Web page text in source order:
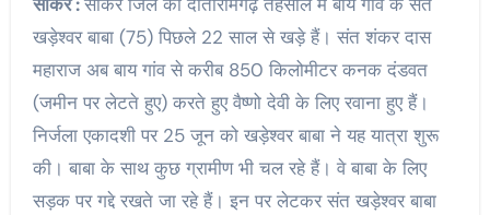
खड़ेश्वर बाबा (75) पिछले 22 साल से खड़े हैं। संत शंकर दास
महाराज अब बाय गांव से करीब 850 किलोमीटर कनक दंडवत
(जमीन पर लेटते हुए) करते हुए वैष्णो देवी के लिए रवाना हुए हैं।
निर्जला एकादशी पर 25 जून को खड़ेश्वर बाबा ने यह यात्रा शुरू
की। बाबा के साथ कुछ ग्रामीण भी चल रहे हैं। वे बाबा के लिए
सड़क पर गद्दे रखते जा रहे हैं। इन पर लेटकर संत खड़ेश्वर बाबा